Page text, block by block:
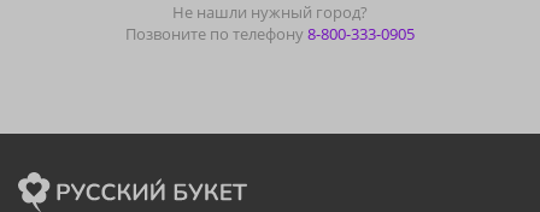
Не нашли нужный город?
Позвоните по телефону8-800-333-0905